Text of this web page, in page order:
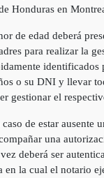
Honduras en
de edad deberá
para realizar la
identificados
o su DNI y llevar
gestionar el
de estar ausente
una
deberá ser
en la cual el notario